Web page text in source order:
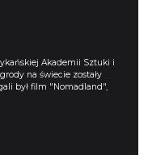
Akademii Sztuki i
na świecie zostały
był film "Nomadland",